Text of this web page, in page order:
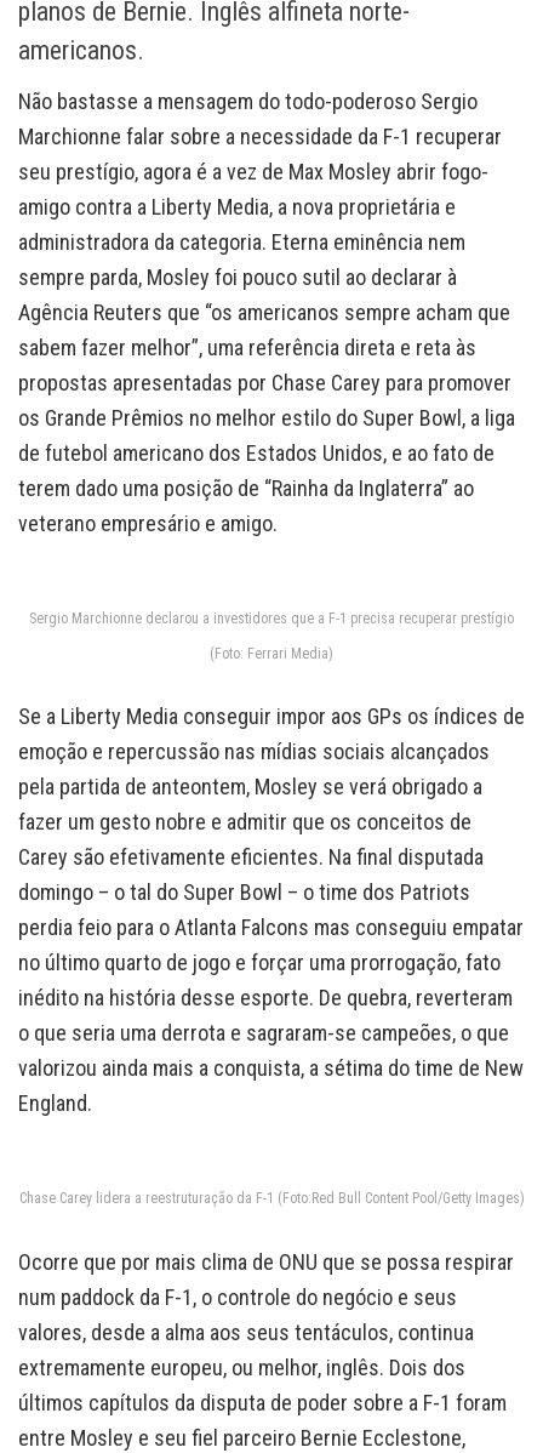
planos de Bernie. Inglês alfineta norte-
americanos.
Não bastasse a mensagem do todo-poderoso Sergio
Marchionne falar sobre a necessidade da F-1 recuperar
seu prestígio, agora é a vez de Max Mosley abrir fogo-
amigo contra a Liberty Media, a nova proprietária e
administradora da categoria. Eterna eminência nem
sempre parda, Mosley foi pouco sutil ao declarar à
Agência Reuters que “os americanos sempre acham que
sabem fazer melhor”, uma referência direta e reta às
propostas apresentadas por Chase Carey para promover
os Grande Prêmios no melhor estilo do Super Bowl, a liga
de futebol americano dos Estados Unidos, e ao fato de
terem dado uma posição de “Rainha da Inglaterra” ao
veterano empresário e amigo.
Sergio Marchionne declarou a investidores que a F-1 precisa recuperar prestígio
(Foto: Ferrari Media)
Se a Liberty Media conseguir impor aos GPs os índices de
emoção e repercussão nas mídias sociais alcançados
pela partida de anteontem, Mosley se verá obrigado a
fazer um gesto nobre e admitir que os conceitos de
Carey são efetivamente eficientes. Na final disputada
domingo – o tal do Super Bowl – o time dos Patriots
perdia feio para o Atlanta Falcons mas conseguiu empatar
no último quarto de jogo e forçar uma prorrogação, fato
inédito na história desse esporte. De quebra, reverteram
o que seria uma derrota e sagraram-se campeões, o que
valorizou ainda mais a conquista, a sétima do time de New
England.
Chase Carey lidera a reestruturação da F-1 (Foto:Red Bull Content Pool/Getty Images)
Ocorre que por mais clima de ONU que se possa respirar
num paddock da F-1, o controle do negócio e seus
valores, desde a alma aos seus tentáculos, continua
extremamente europeu, ou melhor, inglês. Dois dos
últimos capítulos da disputa de poder sobre a F-1 foram
entre Mosley e seu fiel parceiro Bernie Ecclestone,